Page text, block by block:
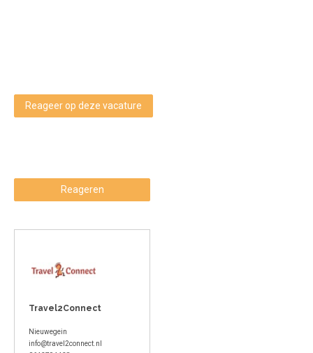
Reageer op deze vacature
Reageren
Travel2Connect
Nieuwegein
info@travel2connect.nl